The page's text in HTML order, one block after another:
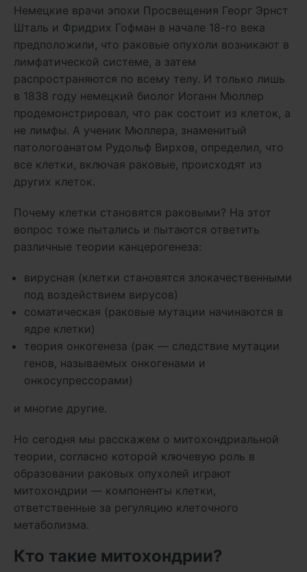
Немецкие врачи эпохи Просвещения Георг Эрнст
Шталь и Фридрих Гофман в начале 18-го века
предположили, что раковые опухоли возникают в
лимфатической системе, а затем
распространяются по всему телу. И только лишь
в 1838 году немецкий биолог Иоганн Мюллер
продемонстрировал, что рак состоит из клеток, а
не лимфы. А ученик Мюллера, знаменитый
патологоанатом Рудольф Вирхов, определил, что
все клетки, включая раковые, происходят из
других клеток.
Почему клетки становятся раковыми? На этот
вопрос тоже пытались и пытаются ответить
различные теории канцерогенеза:
вирусная (клетки становятся злокачественными
под воздействием вирусов)
соматическая (раковые мутации начинаются в
ядре клетки)
теория онкогенеза (рак — следствие мутации
генов, называемых онкогенами и
онкосупрессорами)
и многие другие.
Но сегодня мы расскажем о митохондриальной
теории, согласно которой ключевую роль в
образовании раковых опухолей играют
митохондрии — компоненты клетки,
ответственные за регуляцию клеточного
метаболизма.
Кто такие митохондрии?